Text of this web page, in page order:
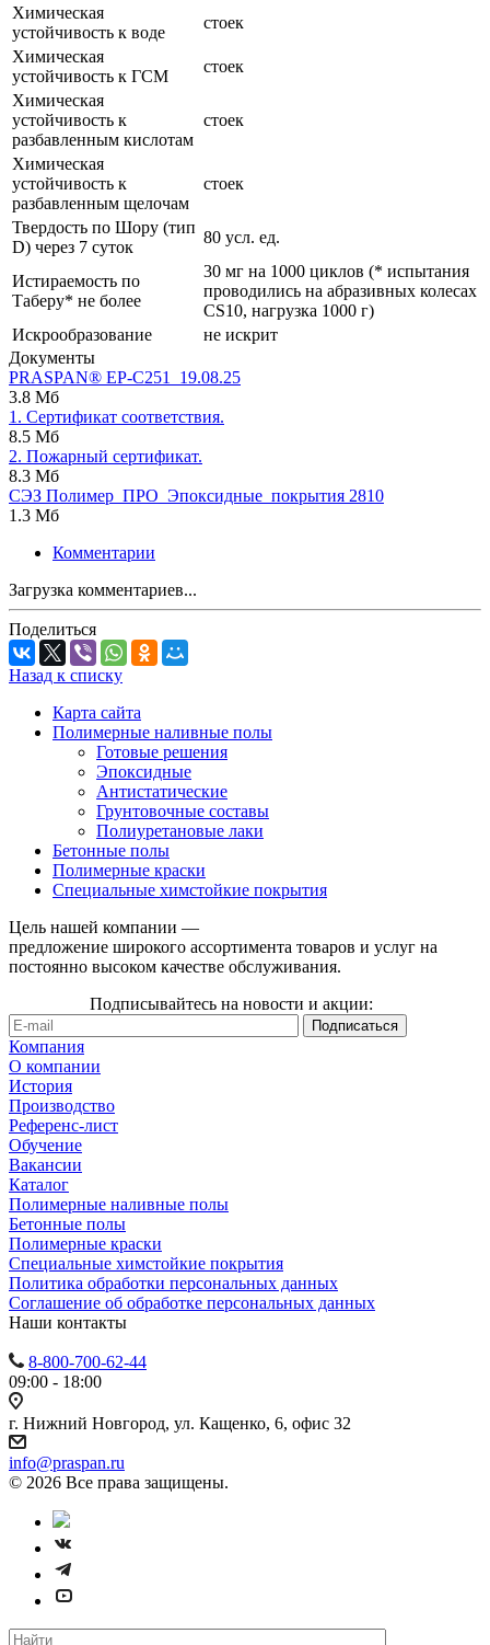
Химическая
устойчивость к воде
стоек
Химическая
устойчивость к ГСМ
стоек
Химическая
устойчивость к
разбавленным кислотам
стоек
Химическая
устойчивость к
разбавленным щелочам
стоек
Твердость по Шору (тип
D) через 7 суток
80 усл. ед.
Истираемость по
Таберу* не более
30 мг на 1000 циклов (* испытания
проводились на абразивных колесах
CS10, нагрузка 1000 г)
Искрообразование
не искрит
Документы
PRASPAN® ЕР-С251_19.08.25
3.8 Мб
1. Сертификат соответствия.
8.5 Мб
2. Пожарный сертификат.
8.3 Мб
СЭЗ Полимер_ПРО_Эпоксидные_покрытия 2810
1.3 Мб
Комментарии
Загрузка комментариев...
Поделиться
Назад к списку
Карта сайта
Полимерные наливные полы
Готовые решения
Эпоксидные
Антистатические
Грунтовочные составы
Полиуретановые лаки
Бетонные полы
Полимерные краски
Специальные химстойкие покрытия
Цель нашей компании —
предложение широкого ассортимента товаров и услуг на
постоянно высоком качестве обслуживания.
Подписывайтесь на новости и акции:
Компания
О компании
История
Производство
Референс-лист
Обучение
Вакансии
Каталог
Полимерные наливные полы
Бетонные полы
Полимерные краски
Специальные химстойкие покрытия
Политика обработки персональных данных
Cоглашение об обработке персональных данных
Наши контакты
8-800-700-62-44
09:00 - 18:00
г. Нижний Новгород, ул. Кащенко, 6, офис 32
info@praspan.ru
© 2026 Все права защищены.